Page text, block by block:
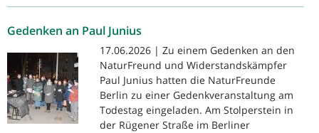
Gedenken an Paul Junius
17.06.2026 | Zu einem Gedenken an den
NaturFreund und Widerstandskämpfer
Paul Junius hatten die NaturFreunde
Berlin zu einer Gedenkveranstaltung am
Todestag eingeladen. Am Stolperstein in
der Rügener Straße im Berliner